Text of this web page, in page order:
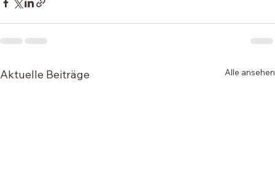
Aktuelle Beiträge Alle ansehen